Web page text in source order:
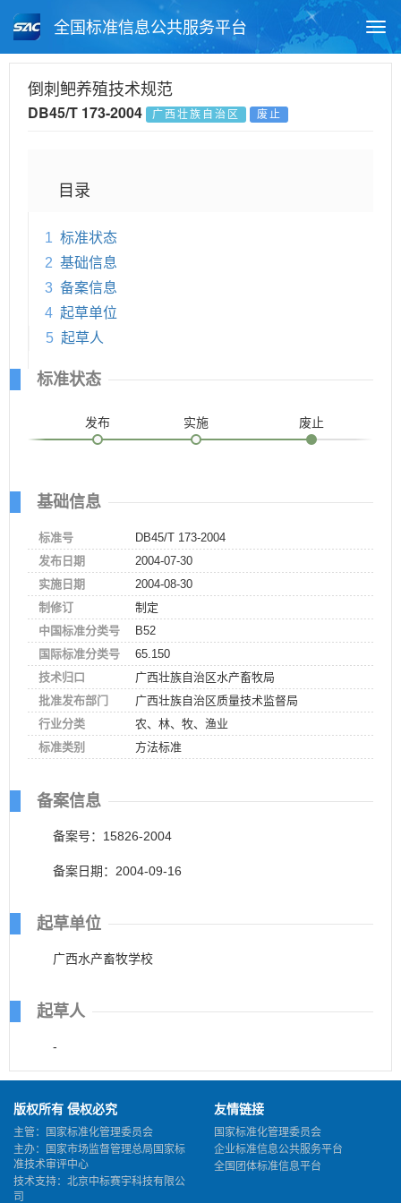
全国标准信息公共服务平台
月报查询 标准公告查询
倒刺鲃养殖技术规范
DB45/T 173-2004 广西壮族自治区 废止
目录
1 标准状态
2 基础信息
3 备案信息
4 起草单位
5 起草人
标准状态
发布 实施 废止
基础信息
标准号
DB45/T 173-2004
发布日期
2004-07-30
实施日期
2004-08-30
制修订
制定
中国标准分类号
B52
国际标准分类号
65.150
技术归口
广西壮族自治区水产畜牧局
批准发布部门
广西壮族自治区质量技术监督局
行业分类
农、林、牧、渔业
标准类别
方法标准
备案信息
备案号：15826-2004
备案日期：2004-09-16
起草单位
广西水产畜牧学校
起草人
-
版权所有 侵权必究
主管：国家标准化管理委员会
主办：国家市场监督管理总局国家标
准技术审评中心
技术支持：北京中标赛宇科技有限公
司
友情链接
国家标准化管理委员会
企业标准信息公共服务平台
全国团体标准信息平台